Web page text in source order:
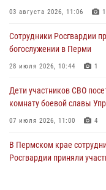
Юные защитники порядка:
24 июля 2026, 08:43
03 августа 2026, 11:06 1
Сотрудники Росгвардии
богослужении в Перми
28 июля 2026, 10:44 1
Дети участников СВО
комнату боевой славы
07 июля 2026, 11:00 4
В Пермском крае
Росгвардии приняли